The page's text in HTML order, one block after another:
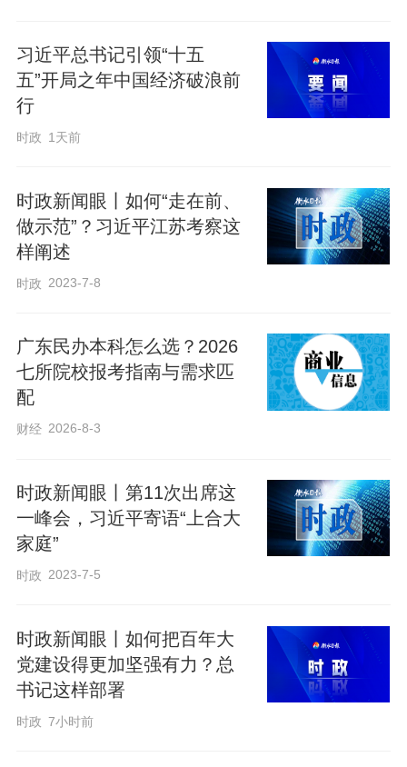
这是总书记2023年初在江苏全票当选十四
届全国人大代表后，连续第四年参加本团
从“牢牢把握高质量发展这个首要任务”，
到“因地制宜发展新质生产力”，再到“经济
大省要挑大梁为全国发展大局作贡献”，过
要战略指引。
5日的审议现场，气氛热烈、活跃。六位代
表结合自身履职情况先后发言。
习近平总书记引领“十五
五”开局之年中国经济破浪前
行
时政 1天前
时政新闻眼丨如何“走在前、
做示范”？习近平江苏考察这
样阐述
时政 2023-7-8
广东民办本科怎么选？2026
七所院校报考指南与需求匹
配
财经 2026-8-3
时政新闻眼丨第11次出席这
一峰会，习近平寄语“上合大
家庭”
时政 2023-7-5
时政新闻眼丨如何把百年大
党建设得更加坚强有力？总
书记这样部署
时政 7小时前